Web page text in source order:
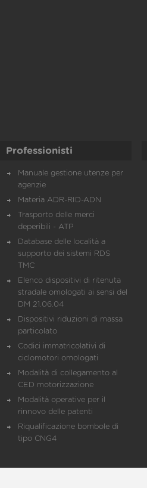
Professionisti
Manuale gestione utenze per
agenzie
Materia ADR-RID-ADN
Trasporto delle merci
deperibili - ATP
Database delle località a
supporto dei sistemi RDS
TMC
Elenco dispositivi di ritenuta
stradale omologati ai sensi del
DM 21.06.04
Dispositivi riduzioni di massa
particolato
Codici immatricolativi di
ciclomotori omologati
Modalità di collegamento al
CED motorizzazione
Modalità operative per il
rinnovo delle patenti
Riqualificazione bombole di
tipo CNG4